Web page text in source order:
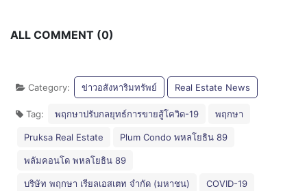
ALL COMMENT (0)
Category: ข่าวอสังหาริมทรัพย์ Real Estate News
Tag: พฤกษาปรับกลยุทธ์การขายสู้โควิด-19 พฤกษา
Pruksa Real Estate Plum Condo พหลโยธิน 89
พลัมคอนโด พหลโยธิน 89
บริษัท พฤกษา เรียลเอสเตท จำกัด (มหาชน) COVID-19